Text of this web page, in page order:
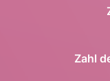
Zahl